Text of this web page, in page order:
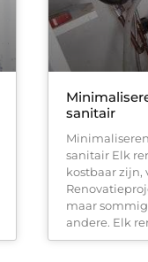
sanitair
sanitair Elk
kostbaar zijn,
maar
andere. Elk